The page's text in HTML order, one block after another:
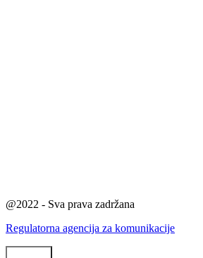
@2022 - Sva prava zadržana
Regulatorna agencija za komunikacije